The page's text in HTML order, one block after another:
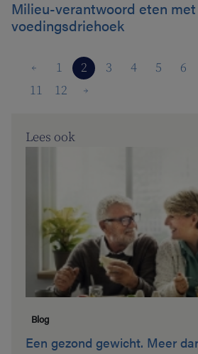
Lees ook
Blog
Een gezond gewicht. Meer
Milieu-verantwoord eten
voedingsdriehoek
1 2 3 4 5 6
11
12